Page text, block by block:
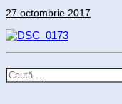
27 octombrie 2017